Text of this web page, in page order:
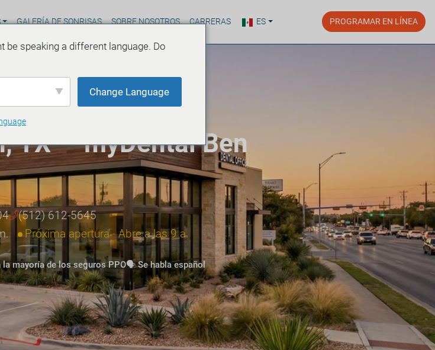
GALERÍA DE SONRISAS SOBRE NOSOTROS CARRERAS ES PROGRAMAR EN LÍNEA
TX — myDental Ben
(512) 612-5645
Próxima apertura · Abre a las 9 a.
la mayoría de los seguros PPO🗣️ Se habla español
be speaking a different language. Do
Change Language